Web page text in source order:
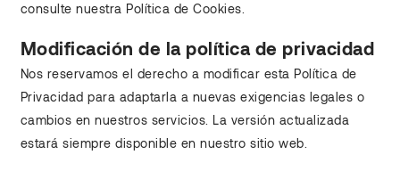
consulte nuestra Política de Cookies.
Modificación de la política de privacidad
Nos reservamos el derecho a modificar esta Política de
Privacidad para adaptarla a nuevas exigencias legales o
cambios en nuestros servicios. La versión actualizada
estará siempre disponible en nuestro sitio web.